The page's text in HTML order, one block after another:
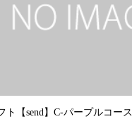
ト【send】C-パープルコース